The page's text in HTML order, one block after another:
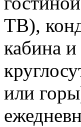
ТВ),
кабина
или